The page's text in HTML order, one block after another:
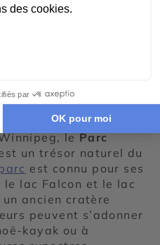
plein air
environs
leParc
un trésor naturel du
est connu pour ses
lac Falcon et le lac
ancien cratère
peuvent s’adonner
kayak ou à